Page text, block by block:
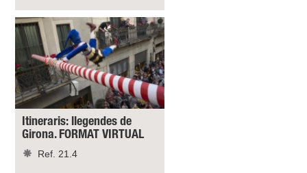
Itineraris: llegendes de
Girona. FORMAT VIRTUAL
Ref. 21.4